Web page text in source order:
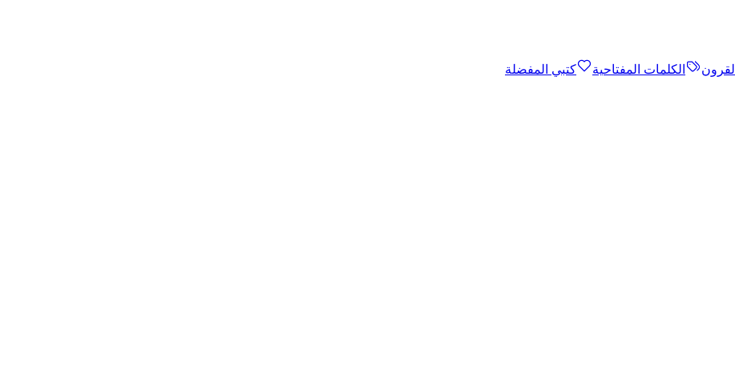
القرون الكلمات المفتاحية
كتبي المفضلة